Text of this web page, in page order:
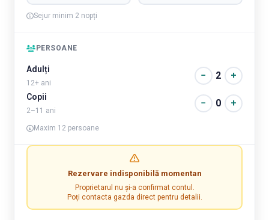
Sejur minim 2 nopți
PERSOANE
Adulți
12+ ani
− 2 +
Copii
2–11 ani
− 0 +
Maxim 12 persoane
Rezervare indisponibilă momentan
Proprietarul nu și-a confirmat contul.
Poți contacta gazda direct pentru detalii.